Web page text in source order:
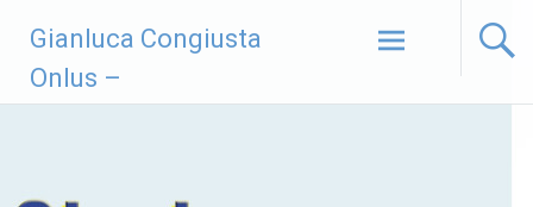
contenuto
Gianluca Congiusta
Onlus –